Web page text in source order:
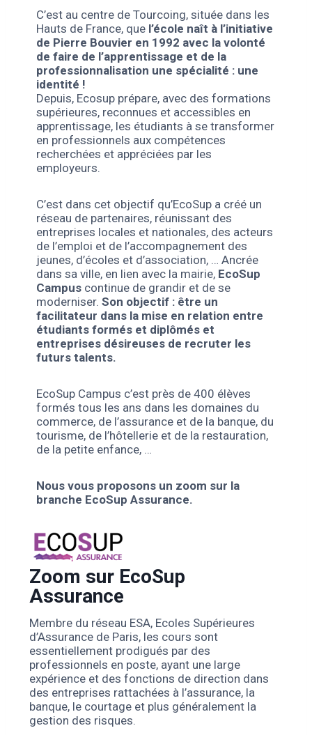
C’est au centre de Tourcoing, située dans les
Hauts de France, que l’école naît à l’initiative
de Pierre Bouvier en 1992 avec la volonté
de faire de l’apprentissage et de la
professionnalisation une spécialité : une
identité !
Depuis, Ecosup prépare, avec des formations
supérieures, reconnues et accessibles en
apprentissage, les étudiants à se transformer
en professionnels aux compétences
recherchées et appréciées par les
employeurs.
C’est dans cet objectif qu’EcoSup a créé un
réseau de partenaires, réunissant des
entreprises locales et nationales, des acteurs
de l’emploi et de l’accompagnement des
jeunes, d’écoles et d’association, … Ancrée
dans sa ville, en lien avec la mairie, EcoSup
Campus continue de grandir et de se
moderniser. Son objectif : être un
facilitateur dans la mise en relation entre
étudiants formés et diplômés et
entreprises désireuses de recruter les
futurs talents.
EcoSup Campus c’est près de 400 élèves
formés tous les ans dans les domaines du
commerce, de l’assurance et de la banque, du
tourisme, de l’hôtellerie et de la restauration,
de la petite enfance, …
Nous vous proposons un zoom sur la
branche EcoSup Assurance.
Zoom sur EcoSup
Assurance
Membre du réseau ESA, Ecoles Supérieures
d’Assurance de Paris, les cours sont
essentiellement prodigués par des
professionnels en poste, ayant une large
expérience et des fonctions de direction dans
des entreprises rattachées à l’assurance, la
banque, le courtage et plus généralement la
gestion des risques.